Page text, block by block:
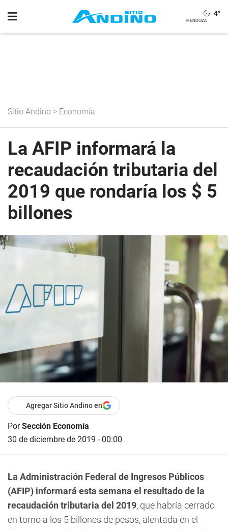
4°
Sitio Andino > Economía
La AFIP informará la
recaudación tributaria del
2019 que rondaría los $ 5
billones
Agregar Sitio Andino en
PorSección Economía
30 de diciembre de 2019 - 00:00
La Administración Federal de Ingresos Públicos
(AFIP) informará esta semana el resultado de la
recaudación tributaria del 2019, que habría cerrado
en torno a los 5 billones de pesos, alentada en el